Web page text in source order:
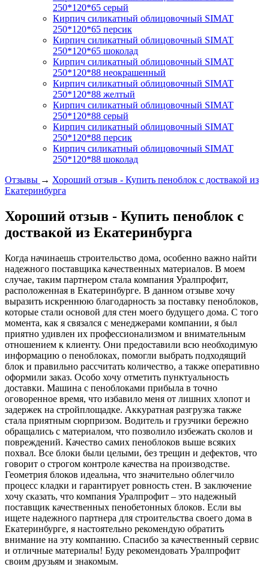
250*120*65 серый
Кирпич силикатный облицовочный SIMAT
250*120*65 персик
Кирпич силикатный облицовочный SIMAT
250*120*65 шоколад
Кирпич силикатный облицовочный SIMAT
250*120*88 неокрашенный
Кирпич силикатный облицовочный SIMAT
250*120*88 желтый
Кирпич силикатный облицовочный SIMAT
250*120*88 серый
Кирпич силикатный облицовочный SIMAT
250*120*88 персик
Кирпич силикатный облицовочный SIMAT
250*120*88 шоколад
Отзывы → Хороший отзыв - Купить пеноблок с доствакой из
Екатеринбурга
Хороший отзыв - Купить пеноблок с
доствакой из Екатеринбурга
Когда начинаешь строительство дома, особенно важно найти
надежного поставщика качественных материалов. В моем
случае, таким партнером стала компания Уралпрофит,
расположенная в Екатеринбурге. В данном отзыве хочу
выразить искреннюю благодарность за поставку пеноблоков,
которые стали основой для стен моего будущего дома. С того
момента, как я связался с менеджерами компании, я был
приятно удивлен их профессионализмом и внимательным
отношением к клиенту. Они предоставили всю необходимую
информацию о пеноблоках, помогли выбрать подходящий
блок и правильно рассчитать количество, а также оперативно
оформили заказ. Особо хочу отметить пунктуальность
доставки. Машина с пеноблоками прибыла в точно
оговоренное время, что избавило меня от лишних хлопот и
задержек на стройплощадке. Аккуратная разгрузка также
стала приятным сюрпризом. Водитель и грузчики бережно
обращались с материалом, что позволило избежать сколов и
повреждений. Качество самих пеноблоков выше всяких
похвал. Все блоки были целыми, без трещин и дефектов, что
говорит о строгом контроле качества на производстве.
Геометрия блоков идеальна, что значительно облегчило
процесс кладки и гарантирует ровность стен. В заключение
хочу сказать, что компания Уралпрофит – это надежный
поставщик качественных пенобетонных блоков. Если вы
ищете надежного партнера для строительства своего дома в
Екатеринбурге, я настоятельно рекомендую обратить
внимание на эту компанию. Спасибо за качественный сервис
и отличные материалы! Буду рекомендовать Уралпрофит
своим друзьям и знакомым.